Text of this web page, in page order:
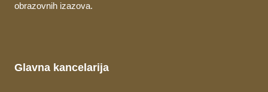
obrazovnih izazova.
Glavna kancelarija